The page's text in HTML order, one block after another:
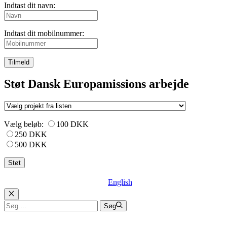
Indtast dit navn:
Indtast dit mobilnummer:
Tilmeld
Støt Dansk Europamissions arbejde
Vælg beløb:
100 DKK
250 DKK
500 DKK
English
Luk
Søg
efter:
Søg